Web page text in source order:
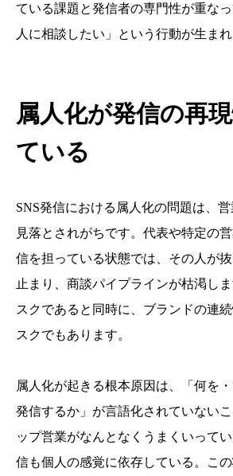
ている課題と発信者の専門性が重な
人に相談したい」という行動が生まれ
属人化が発信の再
ている
SNS発信における属人化の問題は、
見落とされがちです。代表や特定の
信を担っている状態では、その人が
止まり、商談パイプラインが枯渇し
スクであると同時に、ブランドの連
スクでもあります。
属人化が起きる根本原因は、「何を
発信するか」が言語化されていない
ップ営業がなんとなくうまくいって
信も個人の感覚に依存している。こ